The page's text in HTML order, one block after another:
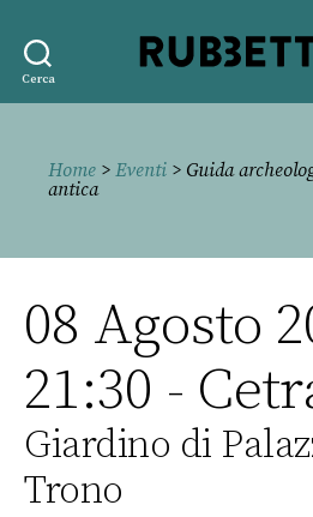
Cerca
Home > Eventi > Guida
antica
08 Agosto
21:30 -
Giardino di
Trono